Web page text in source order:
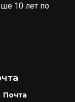
10 лет по
Почта